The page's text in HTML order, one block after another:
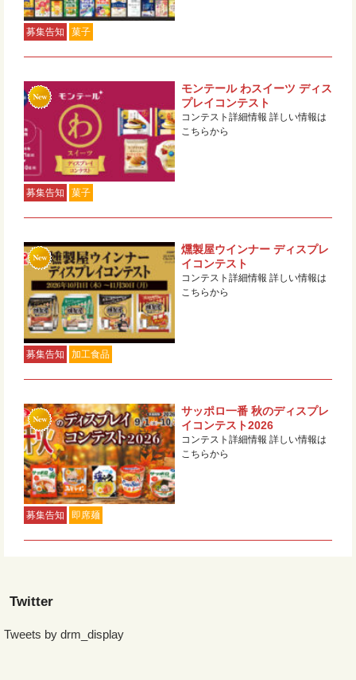
募集告知 菓子
募集告知 菓子
モンテール わスイーツ ディス
プレイコンテスト
コンテスト詳細情報 詳しい情報は
こちらから
募集告知 加工食品
燻製屋ウインナー ディスプレ
イコンテスト
コンテスト詳細情報 詳しい情報は
こちらから
募集告知 即席麺
サッポロ一番 秋のディスプレ
イコンテスト2026
コンテスト詳細情報 詳しい情報は
こちらから
Twitter
Tweets by drm_display